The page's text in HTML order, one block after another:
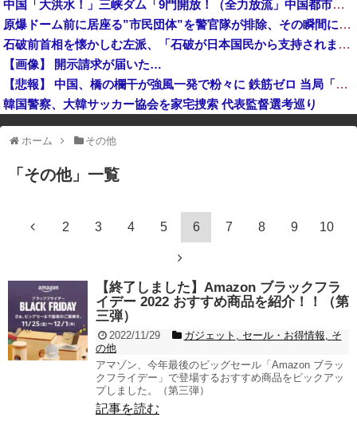
甲子園出場校 猛暑と資金難に苦しむ [8/8]
飛行開発実験団のF-2戦闘機に大型の謎ミサイル…ステルス性と射程1000kmを誇る「最新鋭の空母キラー」か？！
中国「大洪水！」三峡ダム「9門開放！（全力放流」中国都市「三峡沿線の道路水没」中国政府「高速道路封鎖！」中国ダム「緊急放流に合わせて開門（土砂崩れ発生」→
原爆ドーム前に居座る”市民団体”を警官隊が排除、その瞬間に周囲で見守っていた観客たちが……
石破前首相を懐かしむ左派、「石破が日本国民から支持されまくっていた」と主張してしまうも……
【画像】 開示請求が届いた…
【悲報】 中国、橋の欄干が強風一発で粉々に 鉄筋ゼロ 当局「接着剤でくっつけただけ」「正常で、品質問題はない」
韓国警察、大韓サッカー協会を家宅捜索 代表監督選考巡り
※アドブロック等の広告非表示プラグインやアドオンを利用している場合、
一部のコンテンツが表示されなくなったり、サイト全体のレイアウトが崩れ
ホーム その他
「 その他」 一覧
2 3 4 5 6 7 8 9 10
【終了しました】Amazon ブラックフラ
イデー 2022 おすすめ商品を紹介！！（第
三弾）
2022/11/29 ガジェット , セール・お得情報, そ
の他
アマゾン、今年最後のビッグセール「Amazon ブラッ
クフライデー」で登場するおすすめ商品をピックアッ
プしました。（第三弾）
記事を読む